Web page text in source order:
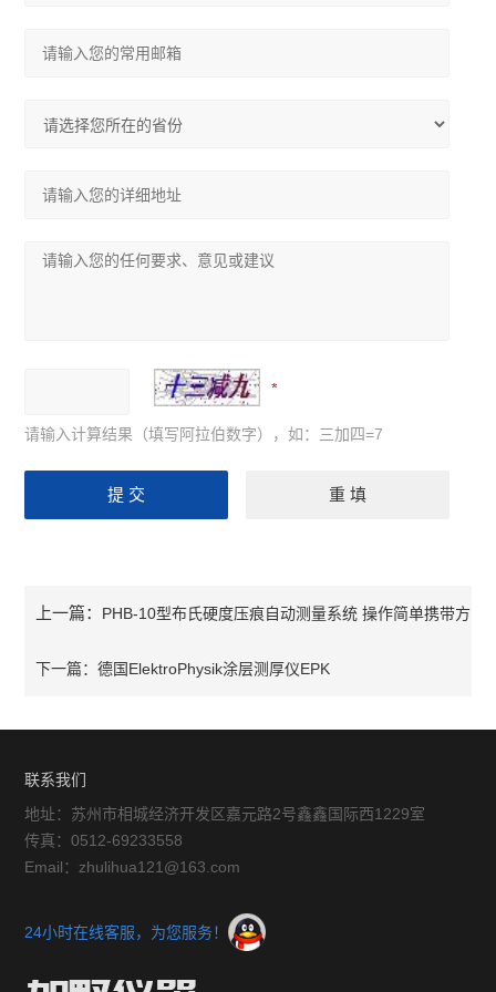
请输入计算结果（填写阿拉伯数字），如：三加四=7
上一篇： PHB-10型布氏硬度压痕自动测量系统 操作简单携带方
便下一篇：德国ElektroPhysik涂层测厚仪EPK
联系我们
地址：苏州市相城经济开发区嘉元路2号鑫鑫国际西1229室
传真：0512-69233558
Email：zhulihua121@163.com
24小时在线客服，为您服务！